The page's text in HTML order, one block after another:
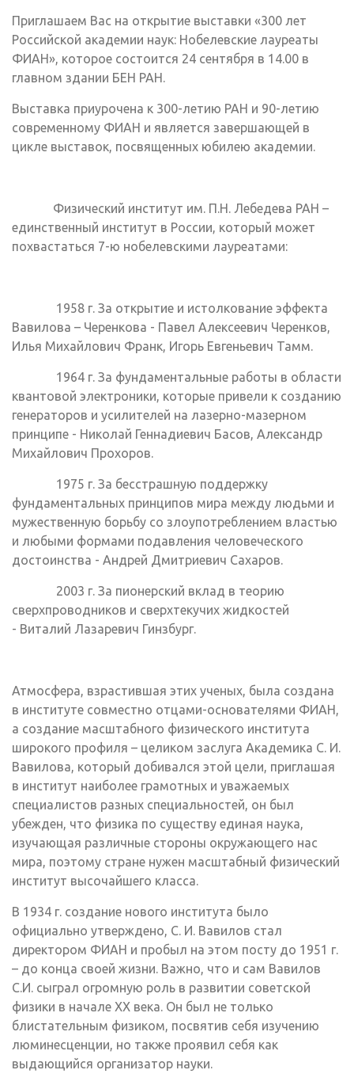
Приглашаем Вас на открытие выставки «300 лет
Российской академии наук: Нобелевские лауреаты
ФИАН», которое состоится 24 сентября в 14.00 в
главном здании БЕН РАН.
Выставка приурочена к 300-летию РАН и 90-летию
современному ФИАН и является завершающей в
цикле выставок, посвященных юбилею академии.
Физический институт им. П.Н. Лебедева РАН –
единственный институт в России, который может
похвастаться 7-ю нобелевскими лауреатами:
1958 г. За открытие и истолкование эффекта
Вавилова – Черенкова - Павел Алексеевич Черенков,
Илья Михайлович Франк, Игорь Евгеньевич Тамм.
1964 г. За фундаментальные работы в области
квантовой электроники, которые привели к созданию
генераторов и усилителей на лазерно-мазерном
принципе - Николай Геннадиевич Басов, Александр
Михайлович Прохоров.
1975 г. За бесстрашную поддержку
фундаментальных принципов мира между людьми и
мужественную борьбу со злоупотреблением властью
и любыми формами подавления человеческого
достоинства - Андрей Дмитриевич Сахаров.
2003 г. За пионерский вклад в теорию
сверхпроводников и сверхтекучих жидкостей
- Виталий Лазаревич Гинзбург.
Атмосфера, взрастившая этих ученых, была создана
в институте совместно отцами-основателями ФИАН,
а создание масштабного физического института
широкого профиля – целиком заслуга Академика С. И.
Вавилова, который добивался этой цели, приглашая
в институт наиболее грамотных и уважаемых
специалистов разных специальностей, он был
убежден, что физика по существу единая наука,
изучающая различные стороны окружающего нас
мира, поэтому стране нужен масштабный физический
институт высочайшего класса.
В 1934 г. создание нового института было
официально утверждено, С. И. Вавилов стал
директором ФИАН и пробыл на этом посту до 1951 г.
– до конца своей жизни. Важно, что и сам Вавилов
С.И. сыграл огромную роль в развитии советской
физики в начале ХХ века. Он был не только
блистательным физиком, посвятив себя изучению
люминесценции, но также проявил себя как
выдающийся организатор науки.